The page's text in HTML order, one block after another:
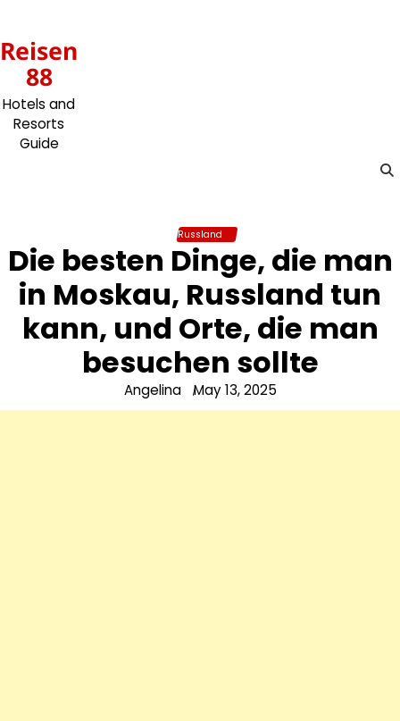
content
Reisen
88
Hotels and
Resorts
Guide
Russland
Die besten Dinge, die man
in Moskau, Russland tun
kann, und Orte, die man
besuchen sollte
Angelina May 13, 2025